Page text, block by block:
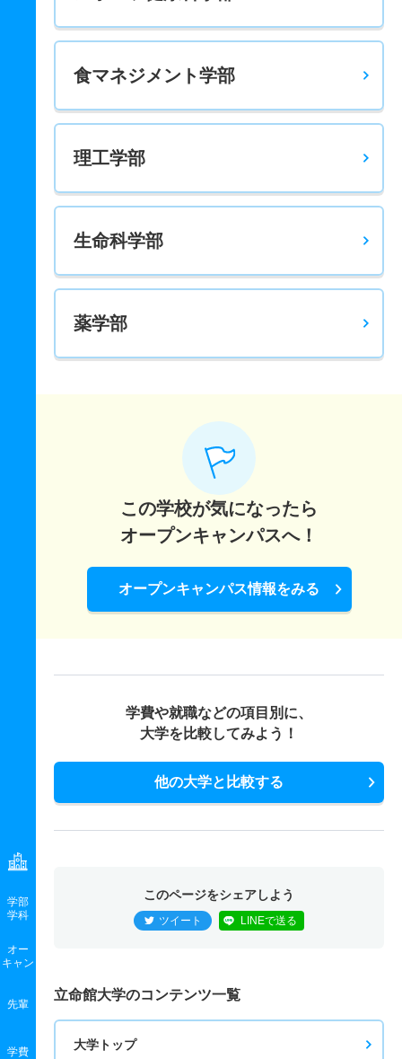
学部
学科
オー
キャン
先輩
学費
食マネジメント学部
理工学部
生命科学部
薬学部
この学校が気になったら
オープンキャンパスへ！
オープンキャンパス情報をみる
学費や就職などの項目別に、
大学を比較してみよう！
他の大学と比較する
このページをシェアしよう
ツイート LINEで送る
立命館大学のコンテンツ一覧
大学トップ